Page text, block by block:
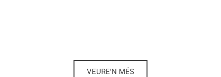
VEURE'N MÉS